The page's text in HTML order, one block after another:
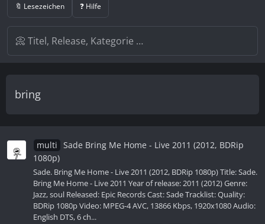
🔖 Lesezeichen ❓ Hilfe
bring
multi Sade Bring Me Home - Live 2011 (2012, BDRip
1080p)
Sade. Bring Me Home - Live 2011 (2012, BDRip 1080p) Title: Sade.
Bring Me Home - Live 2011 Year of release: 2011 (2012) Genre:
Jazz, soul Released: Epic Records Cast: Sade Tracklist: Quality:
BDRip 1080p Video: MPEG-4 AVC, 13866 Kbps, 1920x1080 Audio:
English DTS, 6 ch...